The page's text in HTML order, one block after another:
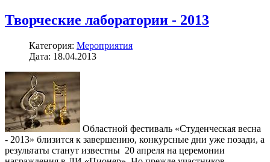
Творческие лаборатории - 2013
Категория: Мероприятия
Дата: 18.04.2013
Областной фестиваль «Студенческая весна
- 2013» близится к завершению, конкурсные дни уже позади, а
результаты станут известны 20 апреля на церемонии